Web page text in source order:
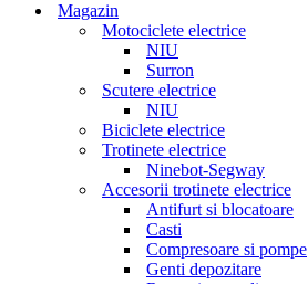
Magazin
Motociclete electrice
NIU
Surron
Scutere electrice
NIU
Biciclete electrice
Trotinete electrice
Ninebot-Segway
Accesorii trotinete electrice
Antifurt si blocatoare
Casti
Compresoare si pompe
Genti depozitare